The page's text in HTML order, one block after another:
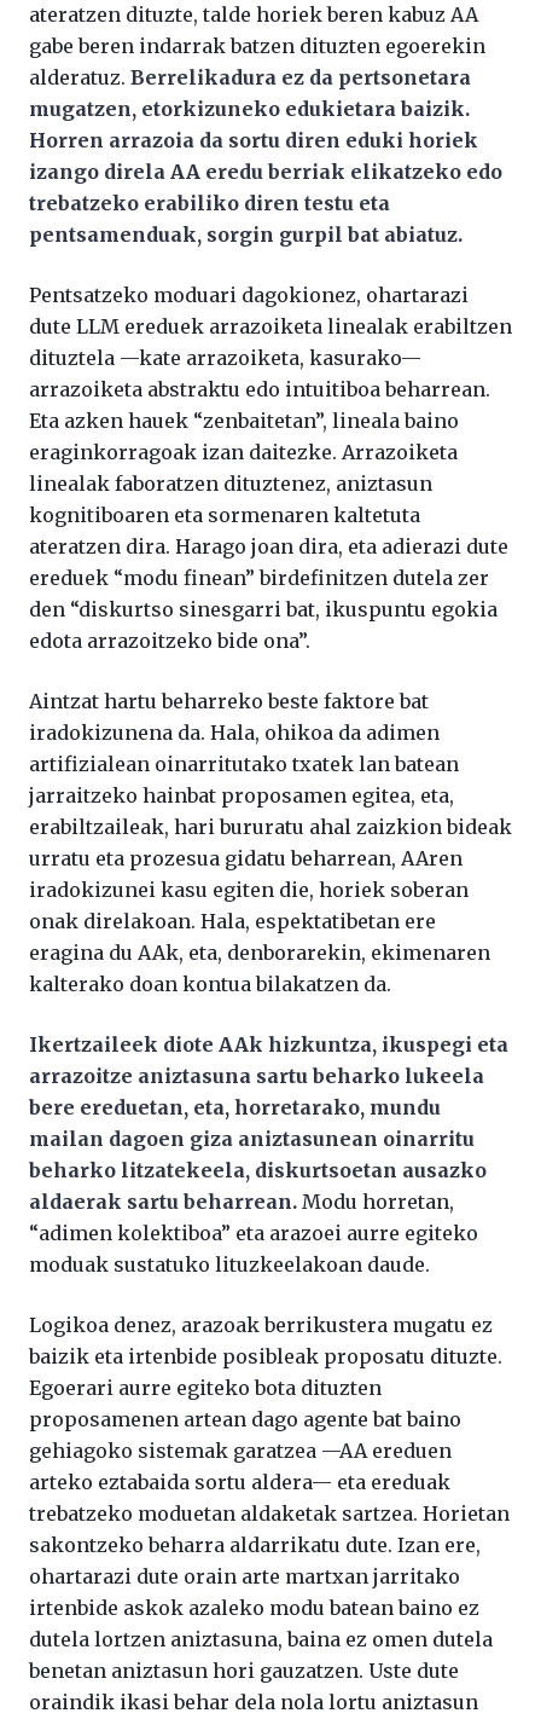
ateratzen dituzte, talde horiek beren kabuz AA
gabe beren indarrak batzen dituzten egoerekin
alderatuz. Berrelikadura ez da pertsonetara
mugatzen, etorkizuneko edukietara baizik.
Horren arrazoia da sortu diren eduki horiek
izango direla AA eredu berriak elikatzeko edo
trebatzeko erabiliko diren testu eta
pentsamenduak, sorgin gurpil bat abiatuz.
Pentsatzeko moduari dagokionez, ohartarazi
dute LLM ereduek arrazoiketa linealak erabiltzen
dituztela —kate arrazoiketa, kasurako—
arrazoiketa abstraktu edo intuitiboa beharrean.
Eta azken hauek “zenbaitetan”, lineala baino
eraginkorragoak izan daitezke. Arrazoiketa
linealak faboratzen dituztenez, aniztasun
kognitiboaren eta sormenaren kaltetuta
ateratzen dira. Harago joan dira, eta adierazi dute
ereduek “modu finean” birdefinitzen dutela zer
den “diskurtso sinesgarri bat, ikuspuntu egokia
edota arrazoitzeko bide ona”.
Aintzat hartu beharreko beste faktore bat
iradokizunena da. Hala, ohikoa da adimen
artifizialean oinarritutako txatek lan batean
jarraitzeko hainbat proposamen egitea, eta,
erabiltzaileak, hari bururatu ahal zaizkion bideak
urratu eta prozesua gidatu beharrean, AAren
iradokizunei kasu egiten die, horiek soberan
onak direlakoan. Hala, espektatibetan ere
eragina du AAk, eta, denborarekin, ekimenaren
kalterako doan kontua bilakatzen da.
Ikertzaileek diote AAk hizkuntza, ikuspegi eta
arrazoitze aniztasuna sartu beharko lukeela
bere ereduetan, eta, horretarako, mundu
mailan dagoen giza aniztasunean oinarritu
beharko litzatekeela, diskurtsoetan ausazko
aldaerak sartu beharrean. Modu horretan,
“adimen kolektiboa” eta arazoei aurre egiteko
moduak sustatuko lituzkeelakoan daude.
Logikoa denez, arazoak berrikustera mugatu ez
baizik eta irtenbide posibleak proposatu dituzte.
Egoerari aurre egiteko bota dituzten
proposamenen artean dago agente bat baino
gehiagoko sistemak garatzea —AA ereduen
arteko eztabaida sortu aldera— eta ereduak
trebatzeko moduetan aldaketak sartzea. Horietan
sakontzeko beharra aldarrikatu dute. Izan ere,
ohartarazi dute orain arte martxan jarritako
irtenbide askok azaleko modu batean baino ez
dutela lortzen aniztasuna, baina ez omen dutela
benetan aniztasun hori gauzatzen. Uste dute
oraindik ikasi behar dela nola lortu aniztasun